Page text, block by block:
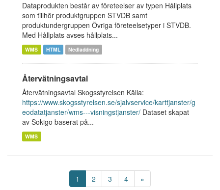
Dataprodukten består av företeelser av typen Hållplats
som tillhör produktgruppen STVDB samt
produktundergruppen Övriga företeelsetyper i STVDB.
Med Hållplats avses hållplats...
WMS HTML Nedladdning
Återvätningsavtal
Återvätningsavtal Skogsstyrelsen Källa:
https://www.skogsstyrelsen.se/sjalvservice/karttjanster/g
eodatatjanster/wms---visningstjanster/ Dataset skapat
av Sokigo baserat på...
WMS
1 2 3 4 »